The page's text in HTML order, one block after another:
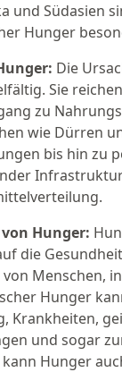
und Südasien
Hunger
Die
Sie
zu
wie Dürren
bis hin zu
Hunger:
die
Menschen,
Hunger
Krankheiten,
und sogar
Hunger